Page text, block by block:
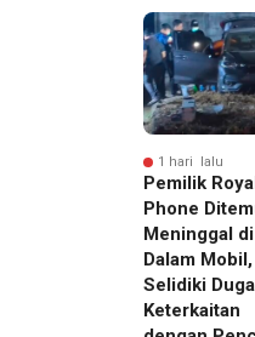
1 hari lalu
Pemilik Royal
Phone
Meninggal di
Dalam
Selidiki
Keterkaitan